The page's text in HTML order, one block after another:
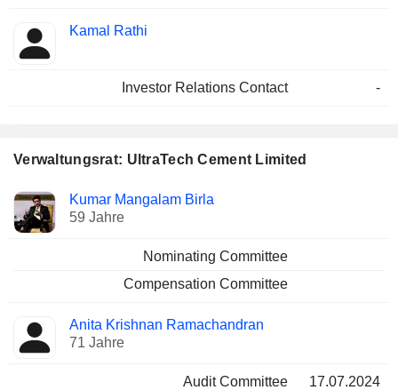
Kamal Rathi
Investor Relations Contact -
Verwaltungsrat: UltraTech Cement Limited
Verwaltungsratsmitglied Ausschüsse
Kumar Mangalam Birla
59 Jahre
Nominating Committee
Compensation Committee
Anita Krishnan Ramachandran
71 Jahre
Audit Committee
17.07.2024